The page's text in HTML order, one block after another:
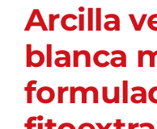
Arcilla
blanca